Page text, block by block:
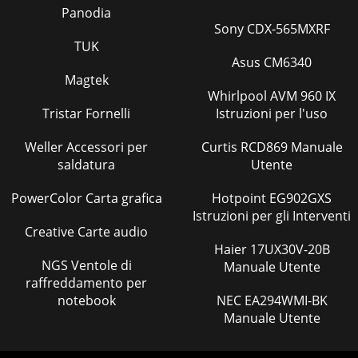
Pagina 47 - Translation of the
GRIZZLY GARTENGERÄTE GMBH & CO. KG Am Gewerbepark
2 D-64823 Groß-Umstadt Stand der Informationen · Last
Information Update: 11 / 2013 · Id
Pagina 49
6DE AT CHEinleitungHerzlichen Glückwunsch zum Kauf Ihres
neuen Gerätes. Sie haben sich damit für ein hochwertiges
7DE AT CHÜbersicht 1 Antriebsbügel 2 Oberer Griffholm 3
Sicherheitsbügel 4a Feststellmutter Bowdenzug 4b
Einstellmutter Bowdenzug 5 2 untere
Pagina 51
8DE AT CHTechnische DatenMotor ... 4-Takt B&S 575 EX
Panodia
TUK
Magtek
Tristar Fornelli
Weller Accessori per
saldatura
PowerColor Carta grafica
Creative Carte audio
NGS Ventole di
raffreddamento per
notebook
Sony CDX-565MXRF
Asus CM6340
Whirlpool AVM 960 IX
Istruzioni per l'uso
Curtis RCD869 Manuale
Utente
Hotpoint EG902GXS
Istruzioni per gli Interventi
Haier 17UX30V-20B
Manuale Utente
NEC EA294WMI-BK
Manuale Utente